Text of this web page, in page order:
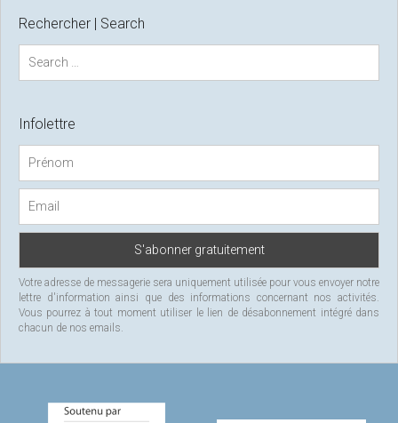
Rechercher | Search
a
c
r
Infolettre
Votre adresse de messagerie sera uniquement utilisée pour vous envoyer notre
lettre d'information ainsi que des informations concernant nos activités.
Vous pourrez à tout moment utiliser le lien de désabonnement intégré dans
chacun de nos emails.